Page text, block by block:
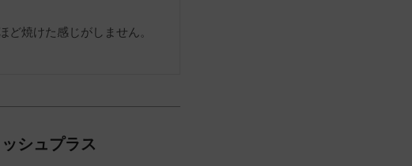
焼けた感じがしません。
シュプラス